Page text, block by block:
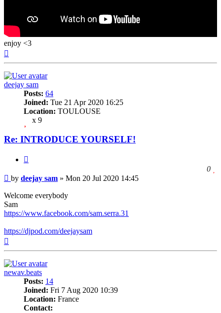
enjoy <3
deejay sam
Posts: 64
Joined: Tue 21 Apr 2020 16:25
Location: TOULOUSE
x 9
Re: INTRODUCE YOURSELF!
0
Post
by deejay sam » Mon 20 Jul 2020 14:45
Welcome everybody
Sam
https://www.facebook.com/sam.serra.31
https://djpod.com/deejaysam
newav.beats
Posts: 14
Joined: Fri 7 Aug 2020 10:39
Location: France
Contact: